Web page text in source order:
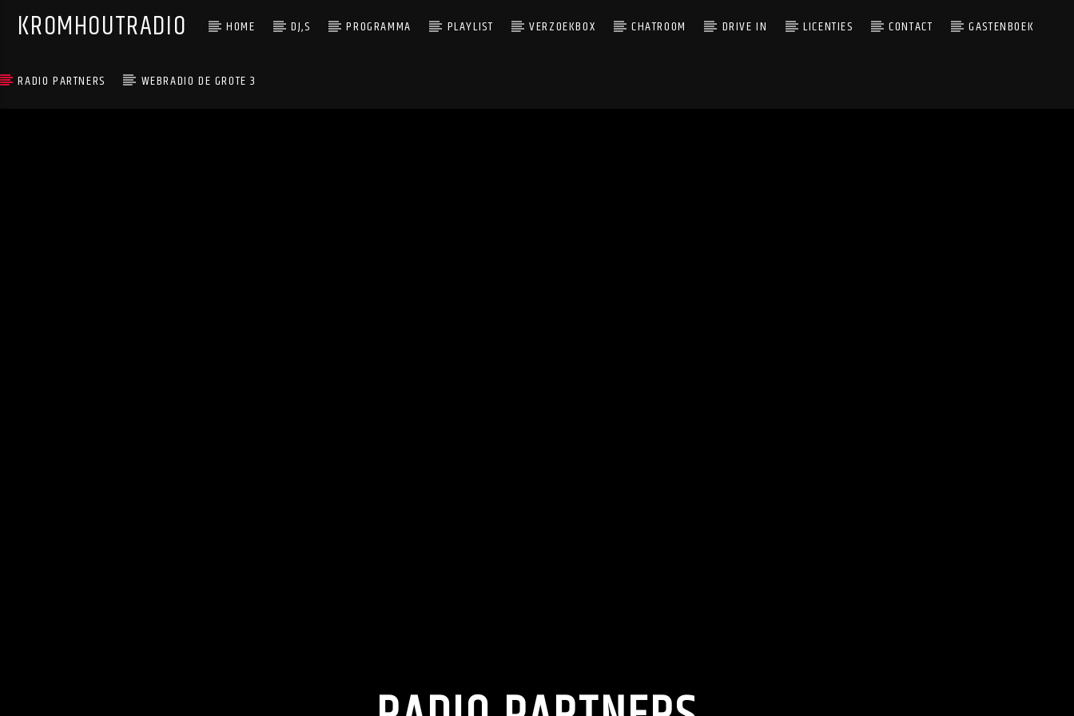
KROMHOUTRADIO HOME DJ,S PROGRAMMA PLAYLIST VERZOEKBOX CHATROOM DRIVE IN LICENTIES CONTACT GASTENBOEK
RADIO PARTNERS WEBRADIO DE GROTE 3